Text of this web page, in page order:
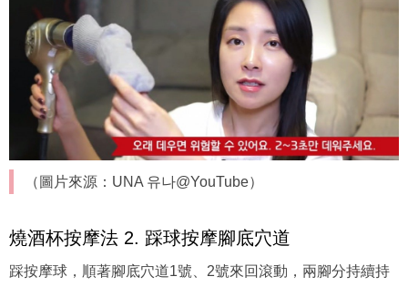
（圖片來源：UNA 유나@YouTube）
燒酒杯按摩法 2. 踩球按摩腳底穴道
踩按摩球，順著腳底穴道1號、2號來回滾動，兩腳分持續持